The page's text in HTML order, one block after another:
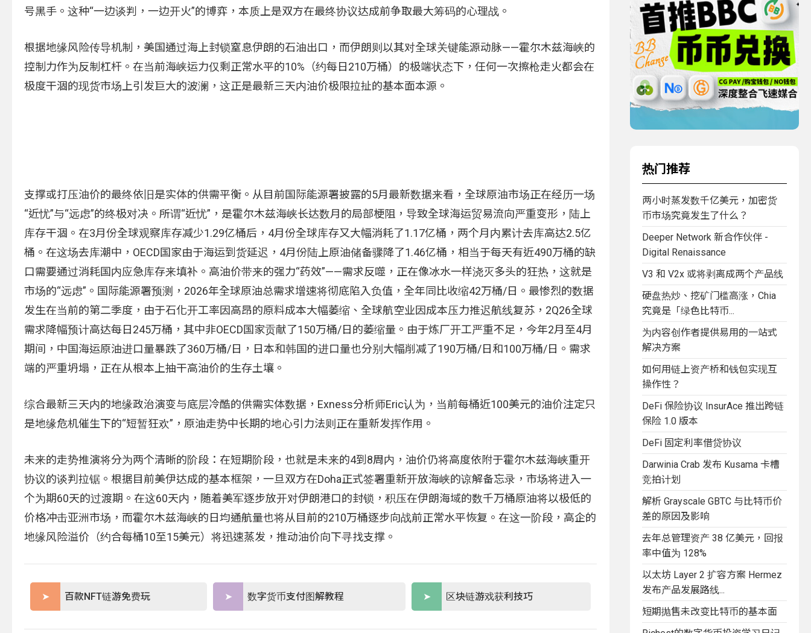
号黑手。这种“一边谈判，一边开火”的博弈，本质上是双方在最终协议达成前争取最大筹码的心理战。
根据地缘风险传导机制，美国通过海上封锁窒息伊朗的石油出口，而伊朗则以其对全球关键能源动脉——霍尔木兹海峡的
控制力作为反制杠杆。在当前海峡运力仅剩正常水平的10%（约每日210万桶）的极端状态下，任何一次擦枪走火都会在
极度干涸的现货市场上引发巨大的波澜，这正是最新三天内油价极限拉扯的基本面本源。
支撑或打压油价的最终依旧是实体的供需平衡。从目前国际能源署披露的5月最新数据来看，全球原油市场正在经历一场
“近忧”与“远虑”的终极对决。所谓“近忧”，是霍尔木兹海峡长达数月的局部梗阻，导致全球海运贸易流向严重变形，陆上
库存干涸。在3月份全球观察库存减少1.29亿桶后，4月份全球库存又大幅消耗了1.17亿桶，两个月内累计去库高达2.5亿
桶。在这场去库潮中，OECD国家由于海运到货延迟，4月份陆上原油储备骤降了1.46亿桶，相当于每天有近490万桶的缺
口需要通过消耗国内应急库存来填补。高油价带来的强力“药效”——需求反噬，正在像冰水一样浇灭多头的狂热，这就是
市场的“远虑”。国际能源署预测，2026年全球原油总需求增速将彻底陷入负值，全年同比收缩42万桶/日。最惨烈的数据
发生在当前的第二季度，由于石化开工率因高昂的原料成本大幅萎缩、全球航空业因成本压力推迟航线复苏，2Q26全球
需求降幅预计高达每日245万桶，其中非OECD国家贡献了150万桶/日的萎缩量。由于炼厂开工严重不足，今年2月至4月
期间，中国海运原油进口量暴跌了360万桶/日，日本和韩国的进口量也分别大幅削减了190万桶/日和100万桶/日。需求
端的严重坍塌，正在从根本上抽干高油价的生存土壤。
综合最新三天内的地缘政治演变与底层冷酷的供需实体数据，Exness分析师Eric认为，当前每桶近100美元的油价注定只
是地缘危机催生下的“短暂狂欢”，原油走势中长期的地心引力法则正在重新发挥作用。
未来的走势推演将分为两个清晰的阶段：在短期阶段，也就是未来的4到8周内，油价仍将高度依附于霍尔木兹海峡重开
协议的谈判拉锯。根据目前美伊达成的基本框架，一旦双方在Doha正式签署重新开放海峡的谅解备忘录，市场将进入一
个为期60天的过渡期。在这60天内，随着美军逐步放开对伊朗港口的封锁，积压在伊朗海域的数千万桶原油将以极低的
价格冲击亚洲市场，而霍尔木兹海峡的日均通航量也将从目前的210万桶逐步向战前正常水平恢复。在这一阶段，高企的
地缘风险溢价（约合每桶10至15美元）将迅速蒸发，推动油价向下寻找支撑。
百款NFT链游免费玩 数字货币支付图解教程 区块链游戏获利技巧
热门推荐
两小时蒸发数千亿美元，加密货
币市场究竟发生了什么？
Deeper Network 新合作伙伴 -
Digital Renaissance
V3 和 V2x 或将剥离成两个产品线
硬盘热炒、挖矿门槛高涨，Chia
究竟是「绿色比特币...
为内容创作者提供易用的一站式
解决方案
如何用链上资产桥和钱包实现互
操作性？
DeFi 保险协议 InsurAce 推出跨链
保险 1.0 版本
DeFi 固定利率借贷协议
Darwinia Crab 发布 Kusama 卡槽
竞拍计划
解析 Grayscale GBTC 与比特币价
差的原因及影响
去年总管理资产 38 亿美元，回报
率中值为 128%
以太坊 Layer 2 扩容方案 Hermez
发布产品发展路线...
短期抛售未改变比特币的基本面